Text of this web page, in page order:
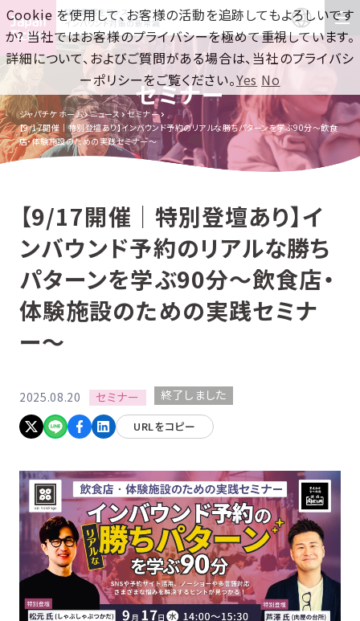
訪日集客をワンストップで！
インバウンド対策の新常識
セミナー
ジャパチケ ホーム ニュース
セミナー
【9/17開催｜特別登壇あり】インバウンド予約のリアルな勝ちパターンを学ぶ90分〜飲食
店・体験施設のための実践セミナー〜
【9/17開催｜特別登壇あり】イ
ンバウンド予約のリアルな勝ち
パターンを学ぶ90分〜飲食店・
体験施設のための実践セミナ
ー〜
2025.08.20 セミナー 終了しました
URLをコピー
Cookie を使用して、お客様の活動を追跡してもよろしいです
か? 当社ではお客様のプライバシーを極めて重視しています。
詳細について、およびご質問がある場合は、当社のプライバシ
ーポリシーをご覧ください。Yes No